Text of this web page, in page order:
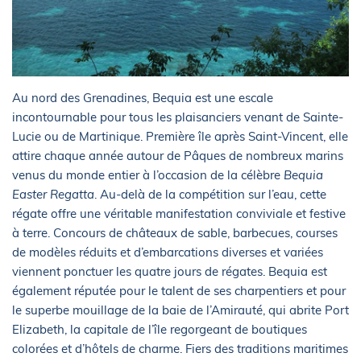
Au nord des Grenadines, Bequia est une escale
incontournable pour tous les plaisanciers venant de Sainte-
Lucie ou de Martinique. Première île après Saint-Vincent, elle
attire chaque année autour de Pâques de nombreux marins
venus du monde entier à l’occasion de la célèbre Bequia
Easter Regatta . Au-delà de la compétition sur l’eau, cette
régate offre une véritable manifestation conviviale et festive
à terre. Concours de châteaux de sable, barbecues, courses
de modèles réduits et d’embarcations diverses et variées
viennent ponctuer les quatre jours de régates. Bequia est
également réputée pour le talent de ses charpentiers et pour
le superbe mouillage de la baie de l’Amirauté, qui abrite Port
Elizabeth, la capitale de l’île regorgeant de boutiques
colorées et d’hôtels de charme. Fiers des traditions maritimes